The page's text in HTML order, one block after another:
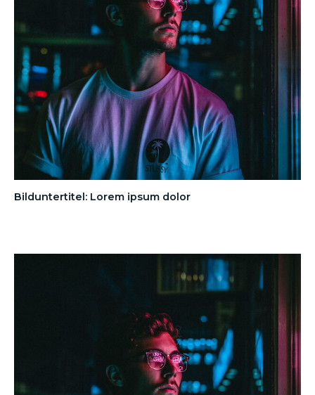
Bilduntertitel: Lorem ipsum dolor